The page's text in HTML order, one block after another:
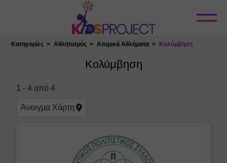
Κλείσιμο
Κολυμβητήρια
Κλασική
Βρεφική Κολύμβηση
Κατηγορίες Αθλητισμός Ατομικά Αθλήματα Κολύμβηση
Κολύμβηση
1 -4 από4
Άνοιγμα Χάρτη